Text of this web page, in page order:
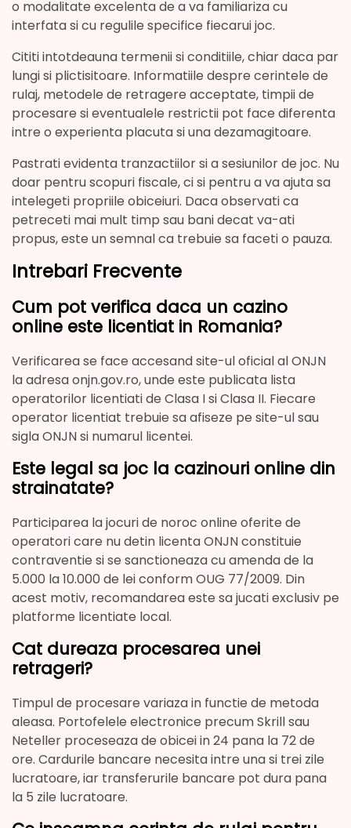
o modalitate excelenta de a va familiariza cu
interfata si cu regulile specifice fiecarui joc.
Cititi intotdeauna termenii si conditiile, chiar daca par
lungi si plictisitoare. Informatiile despre cerintele de
rulaj, metodele de retragere acceptate, timpii de
procesare si eventualele restrictii pot face diferenta
intre o experienta placuta si una dezamagitoare.
Pastrati evidenta tranzactiilor si a sesiunilor de joc. Nu
doar pentru scopuri fiscale, ci si pentru a va ajuta sa
intelegeti propriile obiceiuri. Daca observati ca
petreceti mai mult timp sau bani decat va-ati
propus, este un semnal ca trebuie sa faceti o pauza.
Intrebari Frecvente
Cum pot verifica daca un cazino
online este licentiat in Romania?
Verificarea se face accesand site-ul oficial al ONJN
la adresa onjn.gov.ro, unde este publicata lista
operatorilor licentiati de Clasa I si Clasa II. Fiecare
operator licentiat trebuie sa afiseze pe site-ul sau
sigla ONJN si numarul licentei.
Este legal sa joc la cazinouri online din
strainatate?
Participarea la jocuri de noroc online oferite de
operatori care nu detin licenta ONJN constituie
contraventie si se sanctioneaza cu amenda de la
5.000 la 10.000 de lei conform OUG 77/2009. Din
acest motiv, recomandarea este sa jucati exclusiv pe
platforme licentiate local.
Cat dureaza procesarea unei
retrageri?
Timpul de procesare variaza in functie de metoda
aleasa. Portofelele electronice precum Skrill sau
Neteller proceseaza de obicei in 24 pana la 72 de
ore. Cardurile bancare necesita intre una si trei zile
lucratoare, iar transferurile bancare pot dura pana
la 5 zile lucratoare.